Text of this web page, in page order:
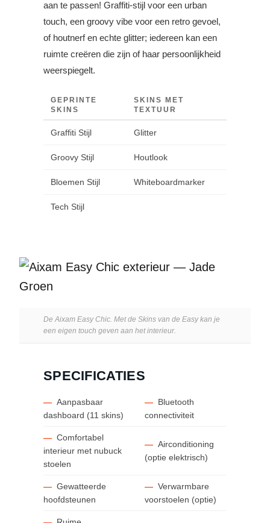
aan te passen! Graffiti-stijl voor een urban
touch, een groovy vibe voor een retro gevoel,
of houtnerf en echte glitter; iedereen kan een
ruimte creëren die zijn of haar persoonlijkheid
weerspiegelt.
GEPRINTE
SKINS
SKINS MET
TEXTUUR
Graffiti Stijl Glitter
Groovy Stijl Houtlook
Bloemen Stijl Whiteboardmarker
Tech Stijl
De Aixam Easy Chic. Met de Skins van de Easy kan je
een eigen touch geven aan het interieur.
SPECIFICATIES
— Aanpasbaar
dashboard (11 skins)
— Bluetooth
connectiviteit
— Comfortabel
interieur met nubuck
stoelen
— Airconditioning
(optie elektrisch)
— Gewatteerde
hoofdsteunen
— Verwarmbare
voorstoelen (optie)